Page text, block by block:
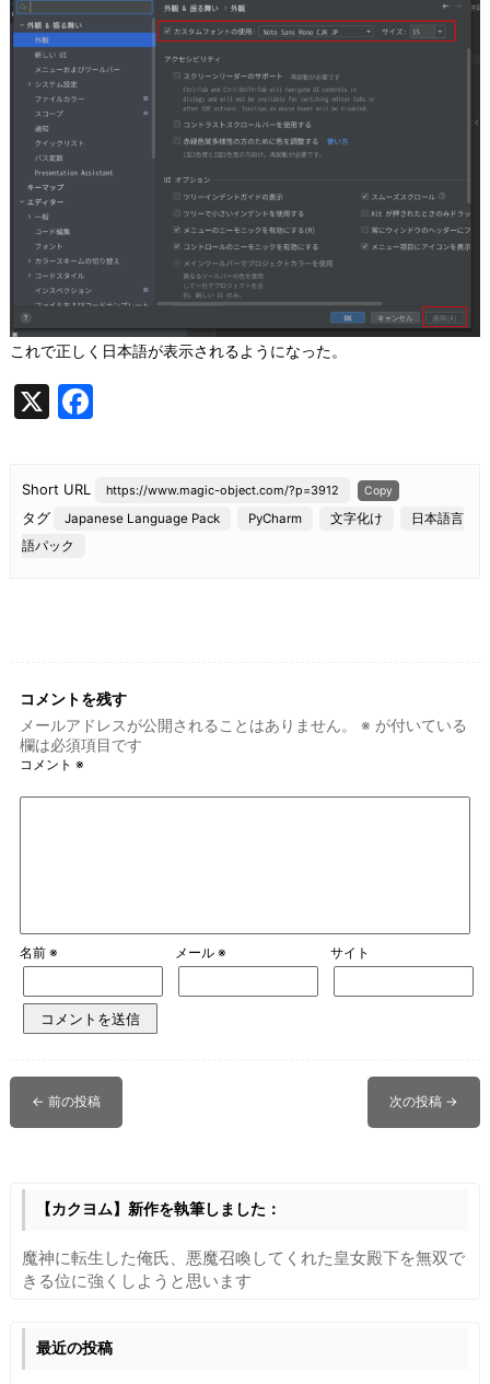
これで正しく日本語が表示されるようになった。
X F
e
Short URL https://www.magic-object.com/?p=3912 Copy
タグ Japanese Language Pack PyCharm 文字化け
日本語言
語パック
コメントを残す
メールアドレスが公開されることはありません。
※ が付いている
欄は必須項目です
コメント ※
名前 ※ メール ※ サイト
← 前の投稿 次の投稿 →
【カクヨム】新作を執筆しました：
魔神に転生した俺氏、悪魔召喚してくれた皇女殿下を無双で
きる位に強くしようと思います
最近の投稿